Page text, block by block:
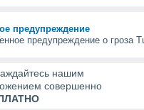
предупреждение
предупреждение о гроза
нашим
совершенно